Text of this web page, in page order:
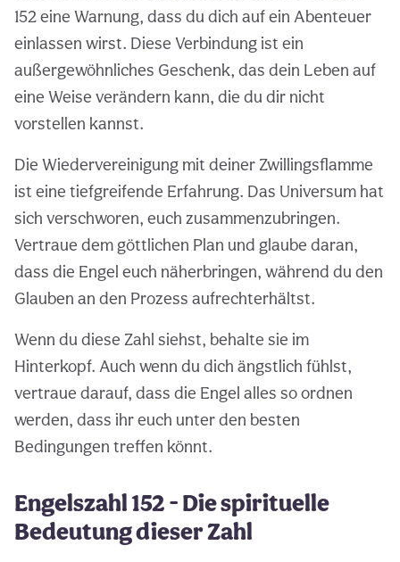
152 eine Warnung, dass du dich auf ein Abenteuer
einlassen wirst. Diese Verbindung ist ein
außergewöhnliches Geschenk, das dein Leben auf
eine Weise verändern kann, die du dir nicht
vorstellen kannst.
Die Wiedervereinigung mit deiner Zwillingsflamme
ist eine tiefgreifende Erfahrung. Das Universum hat
sich verschworen, euch zusammenzubringen.
Vertraue dem göttlichen Plan und glaube daran,
dass die Engel euch näherbringen, während du den
Glauben an den Prozess aufrechterhältst.
Wenn du diese Zahl siehst, behalte sie im
Hinterkopf. Auch wenn du dich ängstlich fühlst,
vertraue darauf, dass die Engel alles so ordnen
werden, dass ihr euch unter den besten
Bedingungen treffen könnt.
Engelszahl 152 - Die spirituelle
Bedeutung dieser Zahl